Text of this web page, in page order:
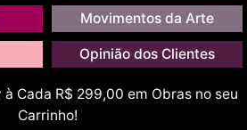
Movimentos da Arte
Opinião dos Clientes
à Cada R$ 299,00 em Obras no seu
Carrinho!